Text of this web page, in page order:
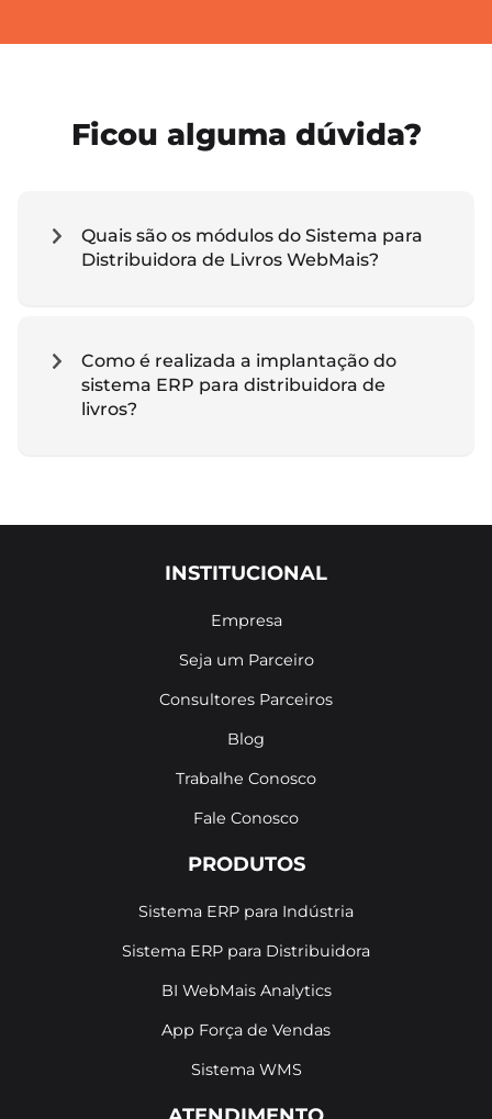
Ficou alguma dúvida?
Quais são os módulos do Sistema para
Distribuidora de Livros WebMais?
Como é realizada a implantação do
sistema ERP para distribuidora de
livros?
INSTITUCIONAL
Empresa
Seja um Parceiro
Consultores Parceiros
Blog
Trabalhe Conosco
Fale Conosco
PRODUTOS
Sistema ERP para Indústria
Sistema ERP para Distribuidora
BI WebMais Analytics
App Força de Vendas
Sistema WMS